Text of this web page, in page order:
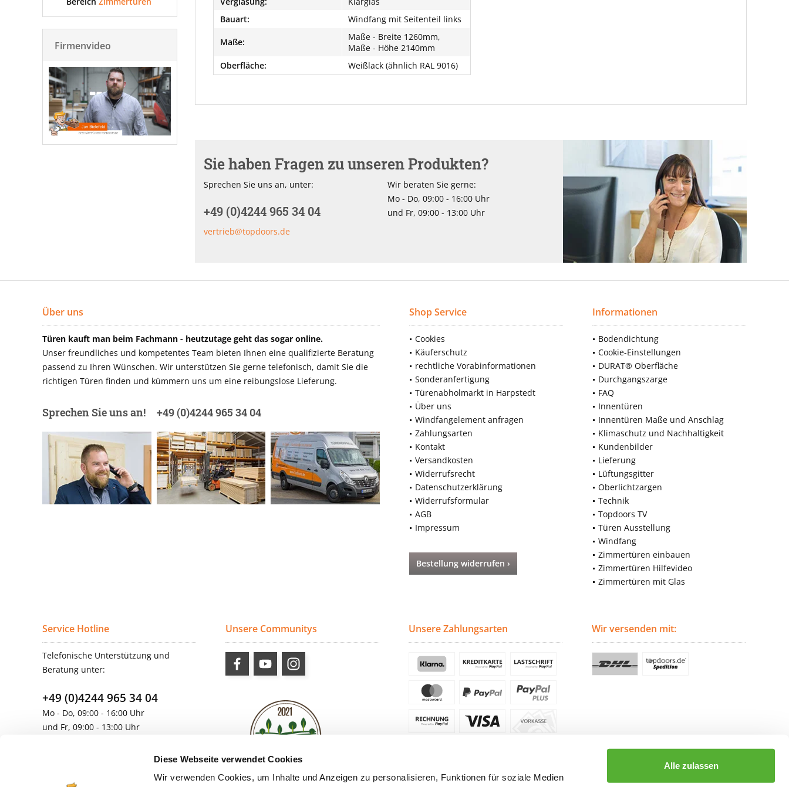
Diese Webseite verwendet Cookies
Wir verwenden Cookies, um Inhalte und Anzeigen zu personalisieren, Funktionen für soziale Medien
Alle zulassen
Firmenvideo
Bauart:
Windfang mit Seitenteil links
Maße:
Maße - Breite 1260mm,
Maße - Höhe 2140mm
Oberfläche:
Weißlack (ähnlich RAL 9016)
Sie haben Fragen zu unseren Produkten?
Sprechen Sie uns an, unter:
+49 (0)4244 965 34 04
vertrieb@topdoors.de
Wir beraten Sie gerne:
Mo - Do, 09:00 - 16:00 Uhr
und Fr, 09:00 - 13:00 Uhr
Über uns
Türen kauft man beim Fachmann - heutzutage geht das sogar online.
Unser freundliches und kompetentes Team bieten Ihnen eine qualifizierte Beratung
passend zu Ihren Wünschen. Wir unterstützen Sie gerne telefonisch, damit Sie die
richtigen Türen finden und kümmern uns um eine reibungslose Lieferung.
Sprechen Sie uns an! +49 (0)4244 965 34 04
Shop Service
Cookies
Käuferschutz
rechtliche Vorabinformationen
Sonderanfertigung
Türenabholmarkt in Harpstedt
Über uns
Windfangelement anfragen
Zahlungsarten
Kontakt
Versandkosten
Widerrufsrecht
Datenschutzerklärung
Widerrufsformular
AGB
Impressum
Bestellung widerrufen ›
Informationen
Bodendichtung
Cookie-Einstellungen
DURAT® Oberfläche
Durchgangszarge
FAQ
Innentüren
Innentüren Maße und Anschlag
Klimaschutz und Nachhaltigkeit
Kundenbilder
Lieferung
Lüftungsgitter
Oberlichtzargen
Technik
Topdoors TV
Türen Ausstellung
Windfang
Zimmertüren einbauen
Zimmertüren Hilfevideo
Zimmertüren mit Glas
Service Hotline
Telefonische Unterstützung und
Beratung unter:
+49 (0)4244 965 34 04
Mo - Do, 09:00 - 16:00 Uhr
und Fr, 09:00 - 13:00 Uhr
Unsere Communitys Unsere Zahlungsarten Wir versenden mit: